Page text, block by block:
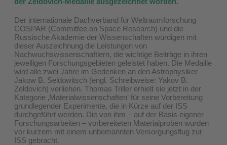
Der internationale Dachverband für Weltraumforschung
COSPAR (Committee on Space Research) und die
Russische Akademie der Wissenschaften würdigen mit
dieser Auszeichnung die Leistungen von
Nachwuchswissenschaftlern, die wichtige Beiträge in ihren
jeweiligen Forschungsgebieten geleistet haben. Die Medaille
wird alle zwei Jahre im Gedenken an den Astrophysiker
Jakow B. Seldowitsch (engl. Schreibweise: Yakov B.
Zeldovich) verliehen. Thomas Triller erhielt sie jetzt in der
Kategorie ‚Materialwissenschaften‘ für seine Vorbereitung
grundlegender Experimente, die in Kürze auf der ISS
durchgeführt werden. Die von ihm – auf der Basis eigener
Forschungsarbeiten – vorbereiteten Materialproben wurden
vor kurzem mit einem unbemannten Versorgungsflug zur
ISS gebracht.